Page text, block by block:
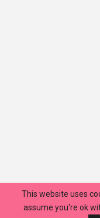
This website uses
assume you're ok